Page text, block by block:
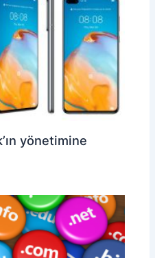
yönetimine